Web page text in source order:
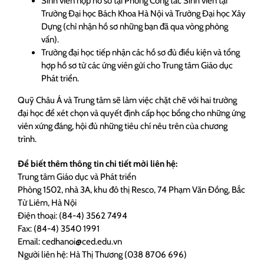
Trường Đại học Bách Khoa Hà Nội và Trường Đại học Xây
Dựng (chỉ nhận hồ sơ những bạn đã qua vòng phỏng
vấn).
Trường đại học tiếp nhận các hồ sơ đủ điều kiện và tổng
hợp hồ sơ từ các ứng viên gửi cho Trung tâm Giáo dục
Phát triển.
Quỹ Châu Á và Trung tâm sẽ làm việc chặt chẽ với hai trường
đại học để xét chọn và quyết định cấp học bổng cho những ứng
viên xứng đáng, hội đủ những tiêu chí nêu trên của chương
trình.
Để biết thêm thông tin chi tiết mời liên hệ:
Trung tâm Giáo dục và Phát triển
Phòng 1502, nhà 3A, khu đô thị Resco, 74 Phạm Văn Đồng, Bắc
Từ Liêm, Hà Nội
Điện thoại: (84-4) 3562 7494
Fax: (84-4) 3540 1991
Email: cedhanoi@ced.edu.vn
Người liên hệ: Hà Thị Thương (038 8706 696)